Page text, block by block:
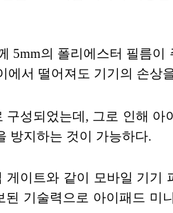
5mm의 폴리에스터 필름
에서 떨어져도 기기의 손상
성되었는데, 그로 인해
방지하는 것이 가능하다.
이트와 같이 모바일 기기
기술력으로 아이패드